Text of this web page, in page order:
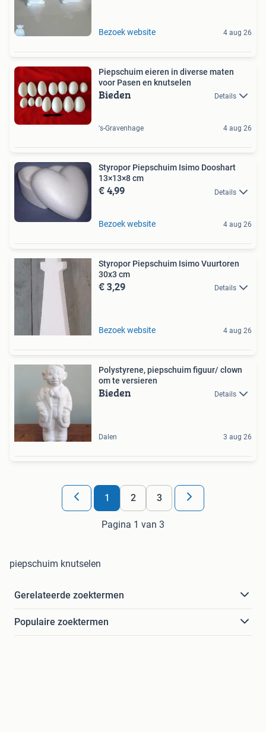
Bezoek website 4 aug 26
Piepschuim eieren in diverse maten
voor Pasen en knutselen
Bieden Details
's-Gravenhage 4 aug 26
Styropor Piepschuim Isimo Dooshart
13×13×8 cm
€ 4,99 Details
Bezoek website 4 aug 26
Styropor Piepschuim Isimo Vuurtoren
30x3 cm
€ 3,29 Details
Bezoek website 4 aug 26
Polystyrene, piepschuim figuur/ clown
om te versieren
Bieden Details
Dalen 3 aug 26
1 2 3
Pagina 1 van 3
piepschuim knutselen
Gerelateerde zoektermen
Populaire zoektermen